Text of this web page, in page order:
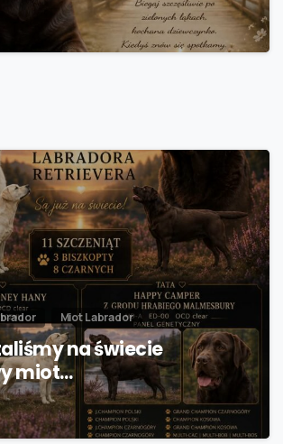
Miot Labrador
na świecie
miot…